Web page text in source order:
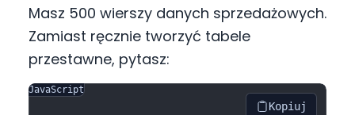
Masz 500 wierszy danych sprzedażowych.
Zamiast ręcznie tworzyć tabele
przestawne, pytasz:
JavaScript
Kopiuj